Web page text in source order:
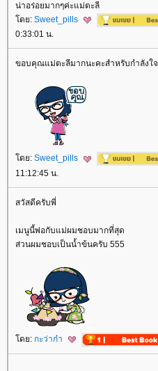
น่าอร่อยมากๆค่ะแม่ตะลี
ดย: Sweet_pills
0:33:01 น.
ขอบคุณแม่ตะลีมากนะคะสำหรับกำลังใจ
ดย: Sweet_pills
11:12:45 น.
สวัสดีครับพี่
เมนูนี้พ่อกับแม่ผมชอบมากที่สุด
ส่วนผมชอบเป็นน้ำข้นครับ 555
ดย: กะว่าก๋า